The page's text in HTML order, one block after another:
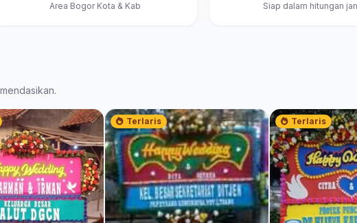
Area Bogor Kota & Kab Siap dalam hitungan
Terlaris Terlaris